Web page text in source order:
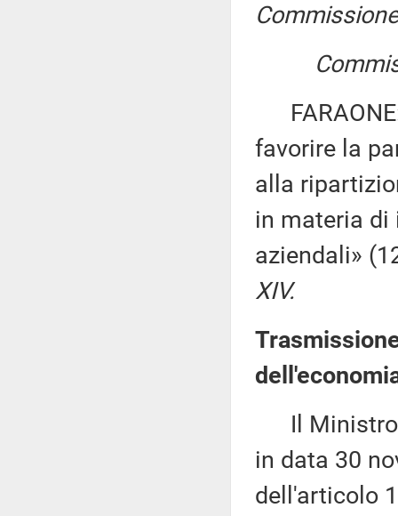
favorire la
alla
in materia di
aziendali»
XIV.
Il Ministro
in data 30
dell'articolo